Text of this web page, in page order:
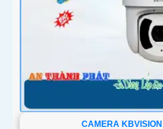
CAMERA